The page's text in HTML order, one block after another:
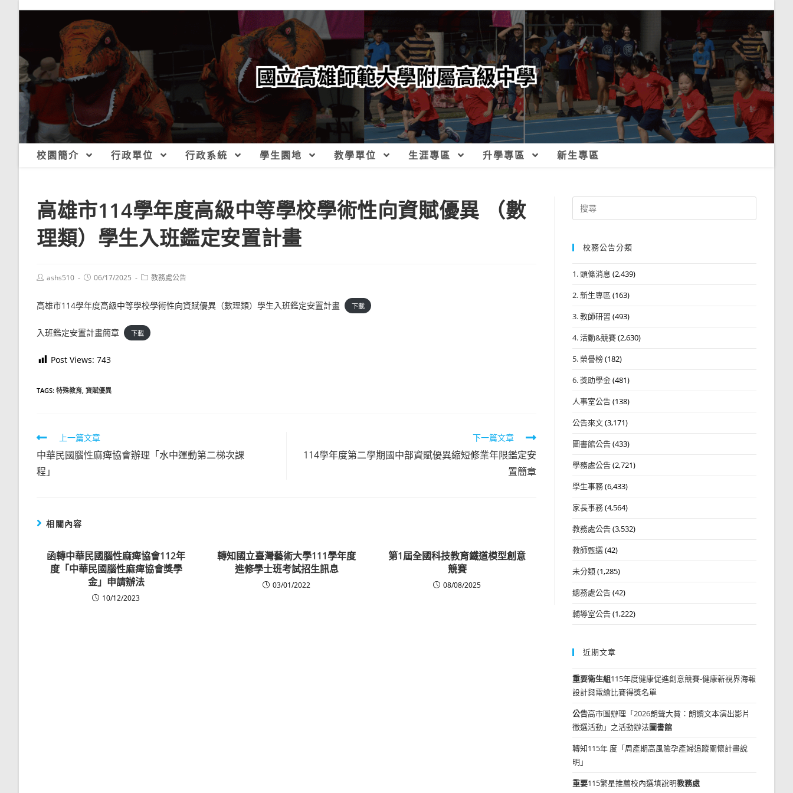
校園簡介 行政單位 行政系統 學生園地 教學單位 生涯專區 升學專區 新生專區
高雄市114學年度高級中等學校學術性向資賦優異 （數
理類）學生入班鑑定安置計畫
Postashs510
Post06/17/2025
Post教務處公告
高雄市114學年度高級中等學校學術性向資賦優異（數理類）學生入班鑑定安置計畫 下載
入班鑑定安置計畫簡章 下載
Post Views: 743
TAGS: 特殊教育 資賦優異
Read
more
articles
上一篇文章
中華民國腦性麻痺協會辦理「水中運動第二梯次課
程」
下一篇文章
114學年度第二學期國中部資賦優異縮短修業年限鑑定安
置簡章
相關內容
函轉中華民國腦性麻痺協會112年
度「中華民國腦性麻痺協會獎學
金」申請辦法
10/12/2023
轉知國立臺灣藝術大學111學年度
進修學士班考試招生訊息
03/01/2022
第1屆全國科技教育鐵道模型創意
競賽
08/08/2025
Search
for:
校務公告分類
1. 頭條消息 (2,439)
2. 新生專區 (163)
3. 教師研習 (493)
4. 活動&競賽(2,630)
5. 榮譽榜(182)
6. 獎助學金(481)
人事室公告(138)
公告來文(3,171)
圖書館公告(433)
學務處公告(2,721)
學生事務(6,433)
家長事務(4,564)
教務處公告(3,532)
教師甄選(42)
未分類(1,285)
總務處公告(42)
輔導室公告(1,222)
近期文章
重要衛生組115年度健康促進創意競賽-健康新視界海報
設計與電繪比賽得獎名單
公告高市圖辦理「2026朗聲大賞：朗讀文本演出影片
徵選活動」之活動辦法圖書館
轉知115年 度「周產期高風險孕產婦追蹤關懷計畫說
明」
重要115繁星推薦校內選填說明教務處